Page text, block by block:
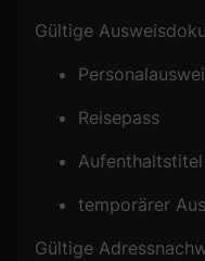
Gültige
Reisepass
temporärer
Gültige